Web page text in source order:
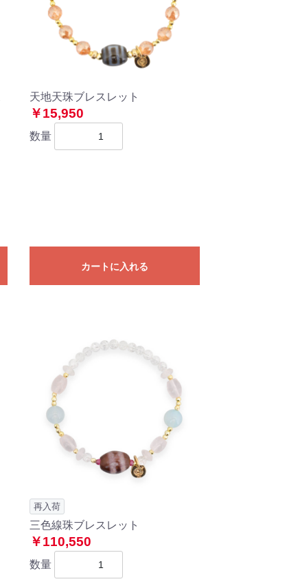
天地天珠ブレスレット
￥15,950
数量
カートに入れる
再入荷
三色線珠ブレスレット
￥110,550
数量